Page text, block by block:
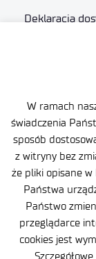
W ramach
świadczenia
sposób
z witryny bez
że pliki opisane
Państwa
Państwo
przeglądarce
cookies jest
Deklaracja
Plan równości
Skargi i
Zamówienia
Polityka